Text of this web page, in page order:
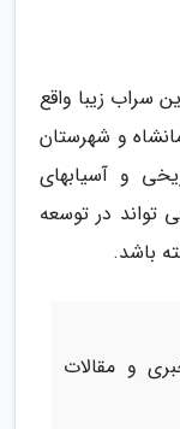
سراب زیبا واقع
و شهرستان
و آسیابهای
تواند در توسعه
باشد.
و مقالات